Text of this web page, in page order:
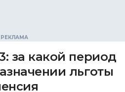
за какой период
льготы